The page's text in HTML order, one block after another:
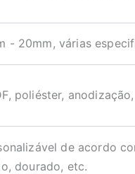
- 20mm, várias
poliéster,
de acordo
dourado, etc.